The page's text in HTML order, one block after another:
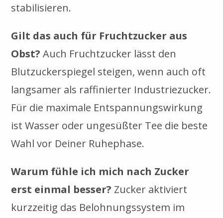
stabilisieren.
Gilt das auch für Fruchtzucker aus
Obst? Auch Fruchtzucker lässt den
Blutzuckerspiegel steigen, wenn auch oft
langsamer als raffinierter Industriezucker.
Für die maximale Entspannungswirkung
ist Wasser oder ungesüßter Tee die beste
Wahl vor Deiner Ruhephase.
Warum fühle ich mich nach Zucker
erst einmal besser? Zucker aktiviert
kurzzeitig das Belohnungssystem im